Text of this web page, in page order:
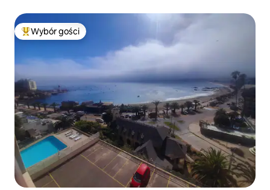
Najpopularniejsze z kategorii Wybór gości
Wybór gości